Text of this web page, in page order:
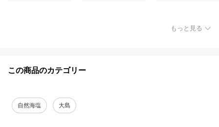
もっと見る
この商品のカテゴリー
自然海塩 大島